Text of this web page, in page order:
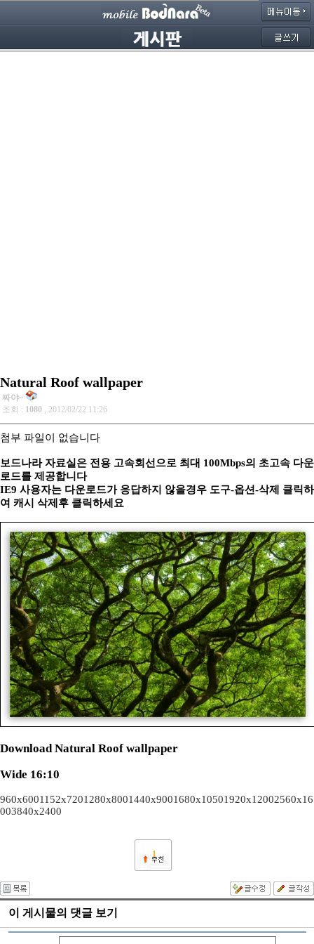
Natural Roof wallpaper
짜야~
조회 : 1080 , 2012/02/22 11:26
첨부 파일이 없습니다
보드나라 자료실은 전용 고속회선으로 최대 100Mbps의 초고속 다운
로드를 제공합니다
IE9 사용자는 다운로드가 응답하지 않을경우 도구-옵션-삭제 클릭하
여 캐시 삭제후 클릭하세요
Download Natural Roof wallpaper
Wide 16:10
960x6001152x7201280x8001440x9001680x10501920x12002560x16
003840x2400
1
이 게시물의 댓글 보기